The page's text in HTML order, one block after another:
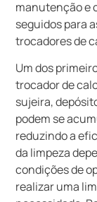
manutenção e
seguidos para
trocadores de
Um dos
trocador de
sujeira,
podem se
reduzindo a
da limpeza
condições de
realizar uma